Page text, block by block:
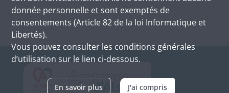
donnée personnelle et sont exemptés de
consentements (Article 82 de la loi Informatique et
Libertés).
Vous pouvez consulter les conditions générales
d’utilisation sur le lien ci-dessous.
En savoir plus J'ai compris